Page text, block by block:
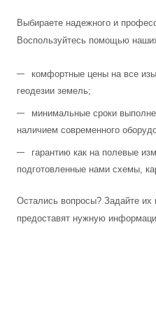
Выбираете надежного и
Воспользуйтесь помощью
комфортные цены на все
геодезии земель;
минимальные сроки
наличием современного
гарантию как на полевые
подготовленные нами схемы,
Остались вопросы? Задайте
предоставят нужную